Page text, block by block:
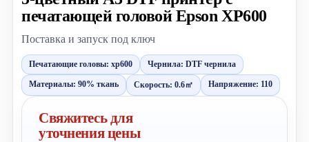
печатающей головой Epson XP600
Поставка и запуск под ключ
Печатающие головы: xp600 Чернила: DTF чернила
Материалы: 90% ткань Скорость: 0.6㎡ Напряжение: 110
Свяжитесь для
уточнения цены